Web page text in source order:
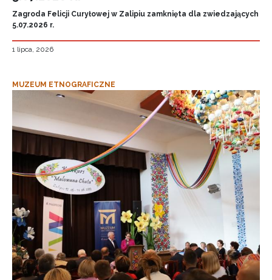
Zagroda Felicji Curyłowej w Zalipiu zamknięta dla zwiedzających
5.07.2026 r.
1 lipca, 2026
MUZEUM ETNOGRAFICZNE